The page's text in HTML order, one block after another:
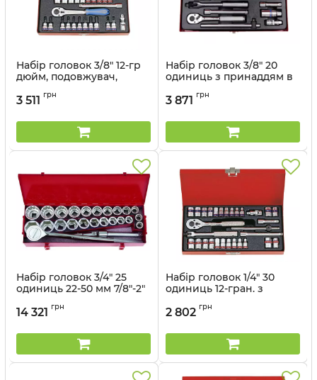
Набір головок 3/8" 12-гр
дюйм, подовжувач,
металевому кейсі
3 511 грн
Набір головок 3/8" 20
одиниць з принаддям в
Артикул:
3 871 грн
Набір головок 3/4" 25
одиниць 22-50 мм 7/8"-2"
принаддям в
Артикул: 6325CR01
14 321 грн
Набір головок 1/4" 30
одиниць 12-гран. з
воротком, подовжувачем
Артикул: 2030CR
2 802 грн